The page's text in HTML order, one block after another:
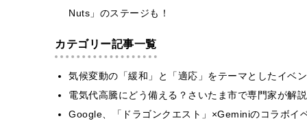
Nuts」のステージも！
カテゴリー記事一覧
気候変動の「緩和」と「適応」をテーマとしたイベ
電気代高騰にどう備える？さいたま市で専門家が解
Google、「ドラゴンクエスト」×Geminiのコラボイ